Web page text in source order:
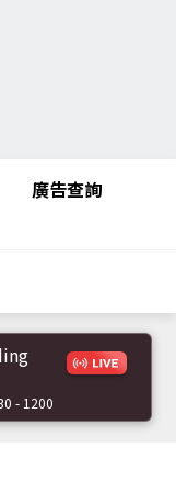
廣告查詢
- 1200